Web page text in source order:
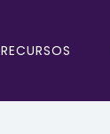
RECURSOS